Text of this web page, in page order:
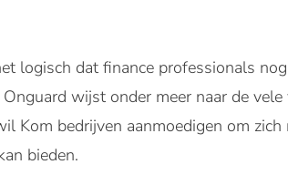
logisch dat finance professionals
wijst onder meer naar de
Kom bedrijven aanmoedigen om
bieden.